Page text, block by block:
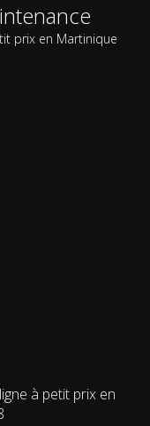
prix en Martinique
à petit prix en